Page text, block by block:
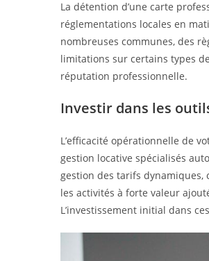
La détention d’une carte
réglementations locales en
nombreuses communes, des
limitations sur certains types
réputation professionnelle.
Investir dans les
L’efficacité opérationnelle de
gestion locative spécialisés
gestion des tarifs dynamiques,
les activités à forte valeur
L’investissement initial dans